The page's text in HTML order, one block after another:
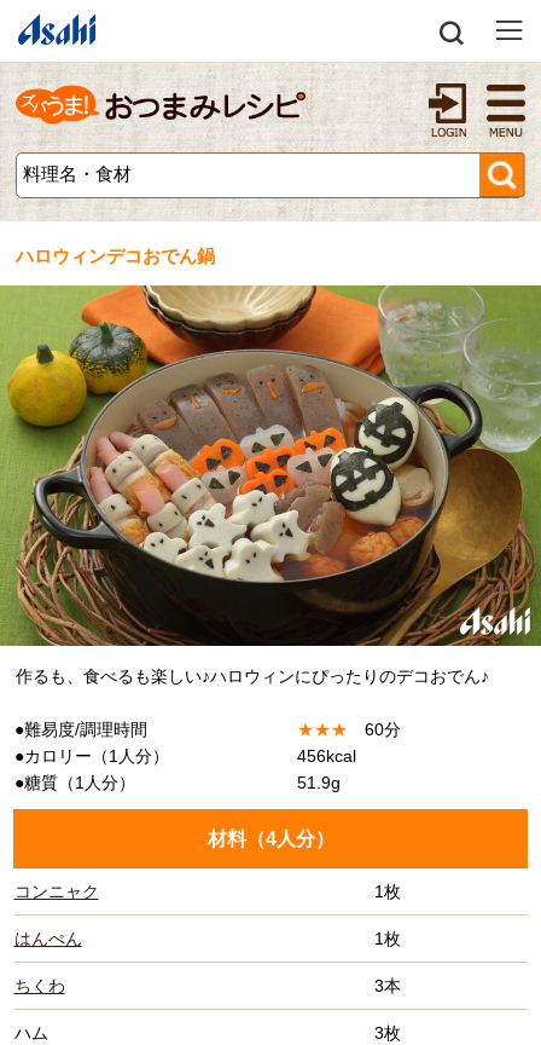
ハロウィンデコおでん鍋
作るも、食べるも楽しい♪ハロウィンにぴったりのデコおでん♪
●難易度/調理時間 ★★★
60分
●カロリー（1人分）
456kcal
●糖質（1人分）
51.9g
材料（4人分）
コンニャク 1枚
はんぺん 1枚
ちくわ 3本
ハム 3枚